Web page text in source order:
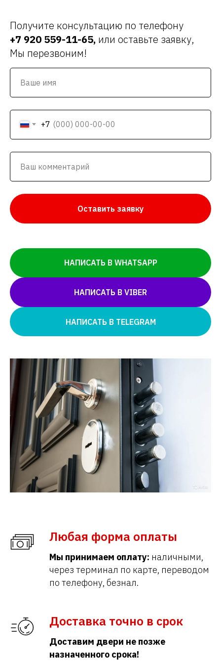
Получите консультацию по телефону
+7 920 559-11-65, или оставьте заявку,
Мы перезвоним!
+7
Оставить заявку
НАПИСАТЬ В WHATSAPP
НАПИСАТЬ В VIBER
НАПИСАТЬ В TELEGRAM
Любая форма оплаты
Мы принимаем оплату: наличными,
через терминал по карте, переводом
по телефону, безнал.
Доставка точно в срок
Доставим двери не позже
назначенного срока!